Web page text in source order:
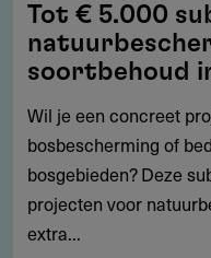
€
5.000
subsidie
voor
oor
natuurbescherming
en
soortbehoud
Tot € 5.000
soortbehoud
Wil je een concreet
bosbescherming of
bosgebieden? Deze
projecten voor
extra...